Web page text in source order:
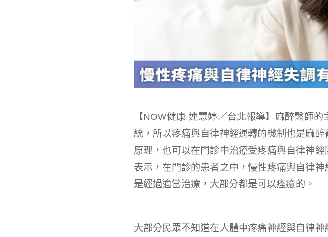
【NOW健康 連慧婷／台北報導】麻醉醫師
統，所以疼痛與自律神經運轉的機制也是麻
原理，也可以在門診中治療受疼痛與自律神
表示，在門診的患者之中，慢性疼痛與自律
是經過適當治療，大部分都是可以痊癒的。
大部分民眾不知道在人體中疼痛神經與自律